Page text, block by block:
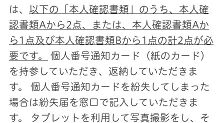
は、
以下の「本人確認書類」のうち、本人確
認書類Aから2点、または、本人確認書類Aか
ら1点及び本人確認書類Bから1点の計2点が必
要です。
個人番号通知カード（紙のカード）
を持参していただき、返納していただきま
す。 個人番号通知カードを紛失してしまった
場合は紛失届を窓口で記入していただきま
す。 タブレットを利用して写真撮影をし、そ